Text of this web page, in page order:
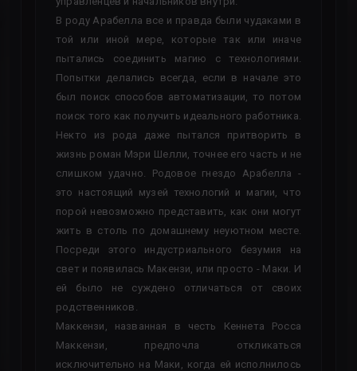
В роду Арабелла все и правда были чудаками в
той или иной мере, которые так или иначе
пытались соединить магию с технологиями.
Попытки делались всегда, если в начале это
был поиск способов автоматизации, то потом
поиск того как получить идеального работника.
Некто из рода даже пытался притворить в
жизнь роман Мэри Шелли, точнее его часть и не
слишком удачно. Родовое гнездо Арабелла -
это настоящий музей технологий и магии, что
порой невозможно представить, как они могут
жить в столь по домашнему неуютном месте.
Посреди этого индустриального безумия на
свет и появилась Макензи, или просто - Маки. И
ей было не суждено отличаться от своих
родственников.
Маккензи, названная в честь Кеннета Росса
Маккензи, предпочла откликаться
исключительно на Маки, когда ей исполнилось